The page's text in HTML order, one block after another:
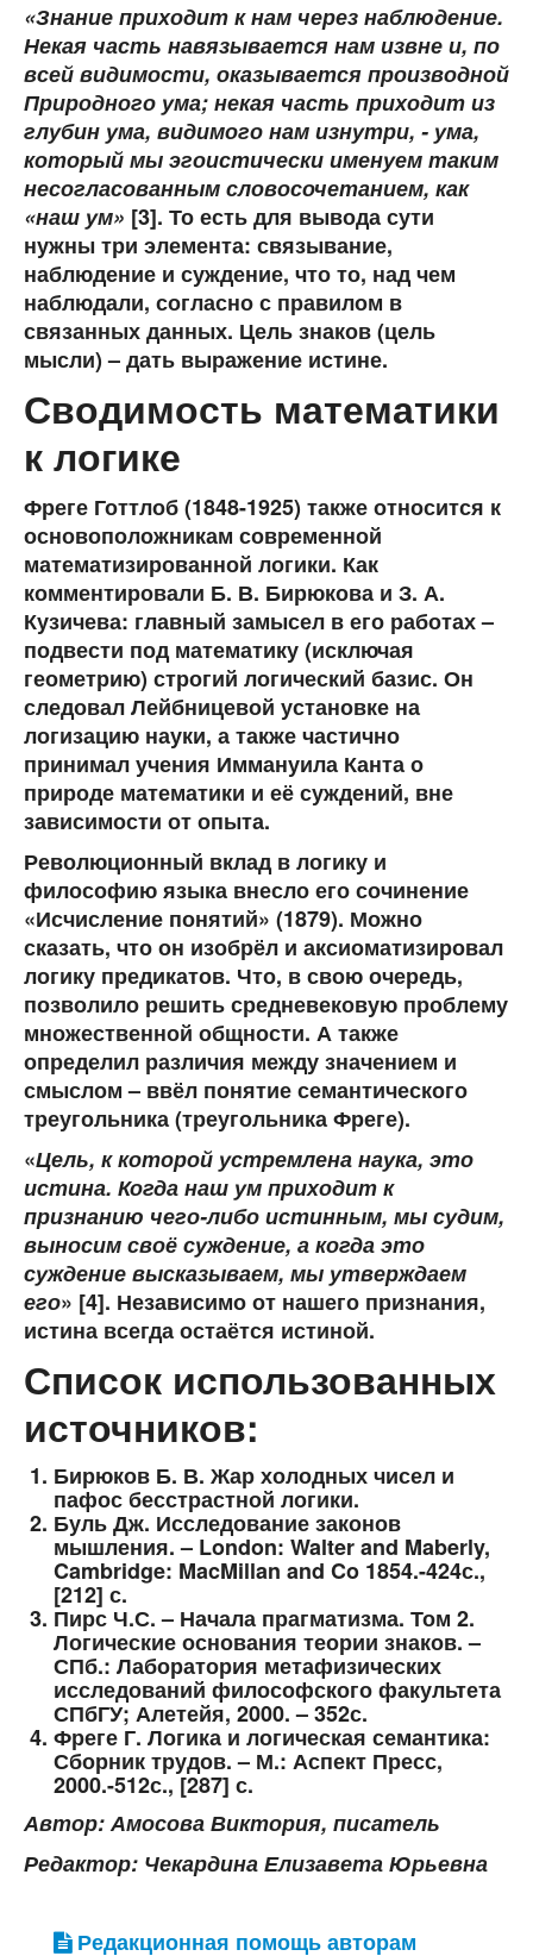
«Знание приходит к нам через наблюдение.
Некая часть навязывается нам извне и, по
всей видимости, оказывается производной
Природного ума; некая часть приходит из
глубин ума, видимого нам изнутри, - ума,
который мы эгоистически именуем таким
несогласованным словосочетанием, как
«наш ум» [3]. То есть для вывода сути
нужны три элемента: связывание,
наблюдение и суждение, что то, над чем
наблюдали, согласно с правилом в
связанных данных. Цель знаков (цель
мысли) – дать выражение истине.
Сводимость математики
к логике
Фреге Готтлоб (1848-1925) также относится к
основоположникам современной
математизированной логики. Как
комментировали Б. В. Бирюкова и З. А.
Кузичева: главный замысел в его работах –
подвести под математику (исключая
геометрию) строгий логический базис. Он
следовал Лейбницевой установке на
логизацию науки, а также частично
принимал учения Иммануила Канта о
природе математики и её суждений, вне
зависимости от опыта.
Революционный вклад в логику и
философию языка внесло его сочинение
«Исчисление понятий» (1879). Можно
сказать, что он изобрёл и аксиоматизировал
логику предикатов. Что, в свою очередь,
позволило решить средневековую проблему
множественной общности. А также
определил различия между значением и
смыслом – ввёл понятие семантического
треугольника (треугольника Фреге).
«Цель, к которой устремлена наука, это
истина. Когда наш ум приходит к
признанию чего-либо истинным, мы судим,
выносим своё суждение, а когда это
суждение высказываем, мы утверждаем
его» [4]. Независимо от нашего признания,
истина всегда остаётся истиной.
Список использованных
источников:
Бирюков Б. В. Жар холодных чисел и
пафос бесстрастной логики.
Буль Дж. Исследование законов
мышления. – London: Walter and Maberly,
Cambridge: MacMillan and Co 1854.-424с.,
[212] с.
Пирс Ч.С. – Начала прагматизма. Том 2.
Логические основания теории знаков. –
СПб.: Лаборатория метафизических
исследований философского факультета
СПбГУ; Алетейя, 2000. – 352с.
Фреге Г. Логика и логическая семантика:
Сборник трудов. – М.: Аспект Пресс,
2000.-512с., [287] с.
Автор: Амосова Виктория, писатель
Редактор: Чекардина Елизавета Юрьевна
Редакционная помощь авторам